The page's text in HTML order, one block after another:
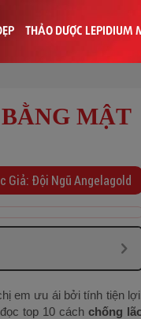
THẢO DƯỢC LEPIDIUM
MẬT
Giả: Đội Ngũ Angelagold
em ưu ái bởi tính tiện
top 10 cáchchống